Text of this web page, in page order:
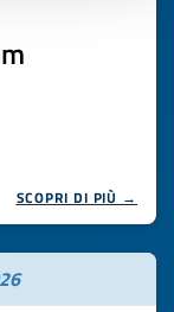
SCOPRI DI PIÙ →